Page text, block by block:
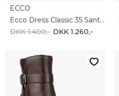
ECCO
Ecco Dress Classic 35 Santiago 209913-01001
DKK 1.400,- DKK 1.260,-